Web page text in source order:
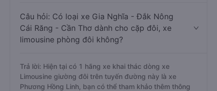
Câu hỏi: Có loại xe Gia Nghĩa - Đắk Nông
Cái Răng - Cần Thơ dành cho cặp đôi, xe
limousine phòng đôi không?
Trả lời: Hiện tại có 1 hãng xe khai thác dòng xe
Limousine giường đôi trên tuyến đường này là xe
Phương Hồng Linh, bạn có thể tham khảo thêm thông